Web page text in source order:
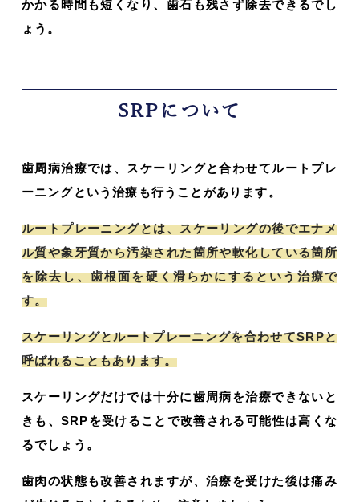
かかる時間も短くなり、歯石も残さず除去できるでし
ょう。
SRPについて
歯周病治療では、スケーリングと合わせてルートプレ
ーニングという治療も行うことがあります。
ルートプレーニングとは、スケーリングの後でエナメ
ル質や象牙質から汚染された箇所や軟化している箇所
を除去し、歯根面を硬く滑らかにするという治療で
す。
スケーリングとルートプレーニングを合わせてSRPと
呼ばれることもあります。
スケーリングだけでは十分に歯周病を治療できないと
きも、SRPを受けることで改善される可能性は高くな
るでしょう。
歯肉の状態も改善されますが、治療を受けた後は痛み